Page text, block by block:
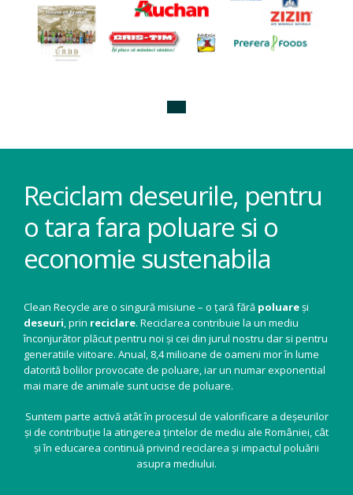
Reciclam deseurile, pentru
o tara fara poluare si o
economie sustenabila
Clean Recycle are o singură misiune – o țară fără poluareși
deseuri, prin reciclare. Reciclarea contribuie la un mediu
înconjurător plăcut pentru noi și cei din jurul nostru dar si pentru
generatiile viitoare. Anual, 8,4 milioane de oameni mor în lume
datorită bolilor provocate de poluare, iar un numar exponential
mai mare de animale sunt ucise de poluare.
Suntem parte activă atât în procesul de valorificare a deșeurilor
și de contribuție la atingerea țintelor de mediu ale României, cât
și în educarea continuă privind reciclarea și impactul poluării
asupra mediului.